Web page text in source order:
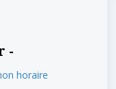
-
horaire